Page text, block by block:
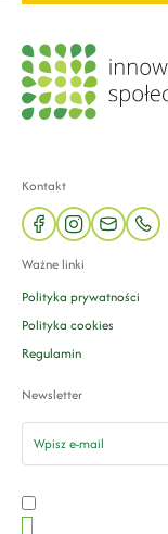
Kontakt
facebookinstagram
mail phone
Ważne linki
Polityka prywatności
Polityka cookies
Regulamin
Newsletter
email